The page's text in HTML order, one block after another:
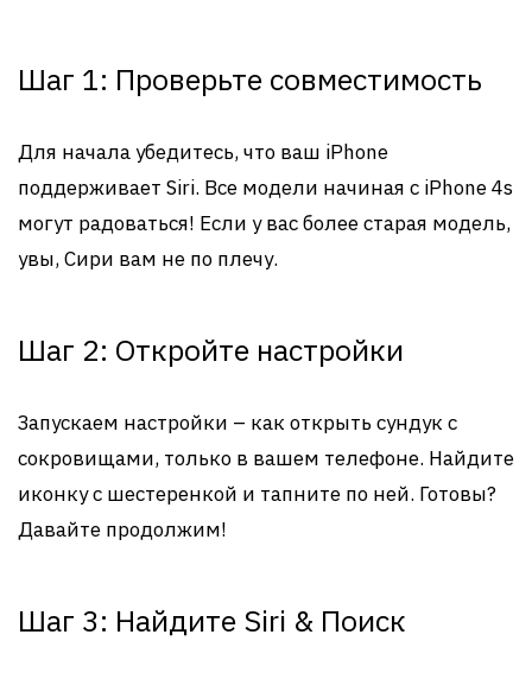
Шаг 1: Проверьте совместимость
Для начала убедитесь, что ваш iPhone
поддерживает Siri. Все модели начиная с iPhone 4s
могут радоваться! Если у вас более старая модель,
увы, Сири вам не по плечу.
Шаг 2: Откройте настройки
Запускаем настройки – как открыть сундук с
сокровищами, только в вашем телефоне. Найдите
иконку с шестеренкой и тапните по ней. Готовы?
Давайте продолжим!
Шаг 3: Найдите Siri & Поиск